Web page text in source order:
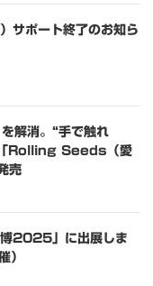
ポート終了のお知ら
解消。“手で触れ
「Rolling Seeds（愛
売
2025」に出展しま
）